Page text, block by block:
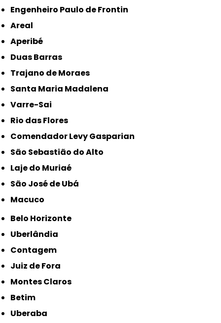
Engenheiro Paulo de Frontin
Areal
Aperibé
Duas Barras
Trajano de Moraes
Santa Maria Madalena
Varre-Sai
Rio das Flores
Comendador Levy Gasparian
São Sebastião do Alto
Laje do Muriaé
São José de Ubá
Macuco
Belo Horizonte
Uberlândia
Contagem
Juiz de Fora
Montes Claros
Betim
Uberaba